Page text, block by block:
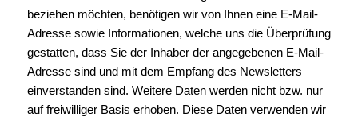
beziehen möchten, benötigen wir von Ihnen eine E-Mail-
Adresse sowie Informationen, welche uns die Überprüfung
gestatten, dass Sie der Inhaber der angegebenen E-Mail-
Adresse sind und mit dem Empfang des Newsletters
einverstanden sind. Weitere Daten werden nicht bzw. nur
auf freiwilliger Basis erhoben. Diese Daten verwenden wir